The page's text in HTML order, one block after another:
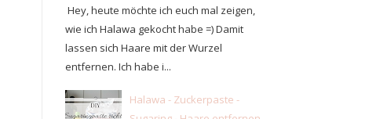
Hey, heute möchte ich euch mal zeigen,
wie ich Halawa gekocht habe =) Damit
lassen sich Haare mit der Wurzel
entfernen. Ich habe i...
Halawa - Zuckerpaste -